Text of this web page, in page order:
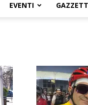
EVENTI